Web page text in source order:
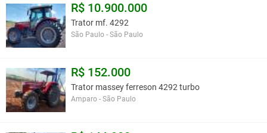
R$ 10.900.000
Trator mf. 4292
São Paulo - São Paulo
R$ 152.000
Trator massey ferreson 4292 turbo
Amparo - São Paulo